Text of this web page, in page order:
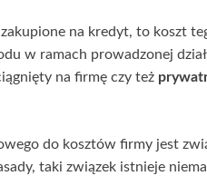
na kredyt, to koszt
w ramach prowadzonej
na firmę czy też
do kosztów firmy jest
taki związek istnieje